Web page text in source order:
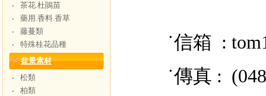
‧
茶花.杜鵑苗
‧
藥用.香料.香草
‧
藤蔓類
‧
特殊桂花品種
盆景素材
‧
松類
‧
柏類
˙信箱 :
˙傳真 :